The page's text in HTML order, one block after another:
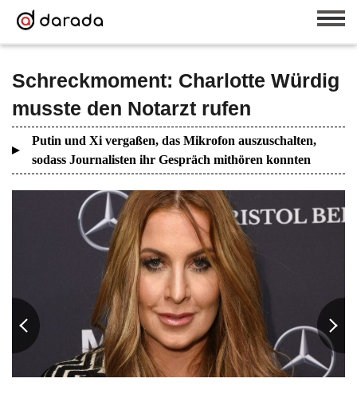
Schreckmoment: Charlotte Würdig
musste den Notarzt rufen
Putin und Xi vergaßen, das Mikrofon auszuschalten,
sodass Journalisten ihr Gespräch mithören konnten